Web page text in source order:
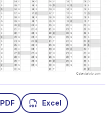
PDF Excel